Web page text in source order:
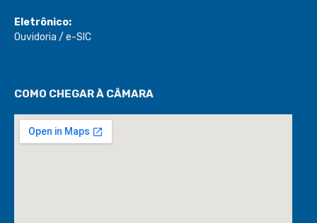
Eletrônico:
Ouvidoria / e-SIC
COMO CHEGAR À CÂMARA